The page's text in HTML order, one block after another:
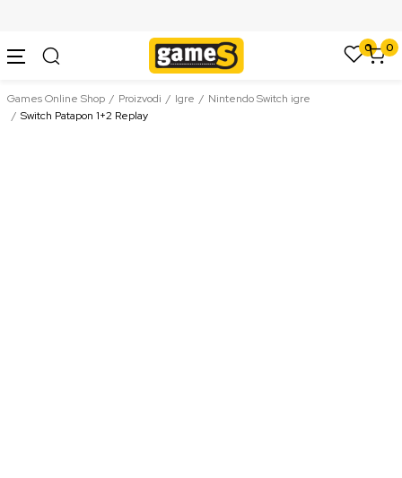
0 0
Games Online Shop Proizvodi Igre
Nintendo Switch igre
Switch Patapon 1+2 Replay